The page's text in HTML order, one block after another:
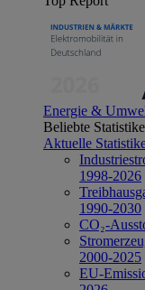
Energie &
Beliebte
Aktuelle
1998-2026
1990-2030
CO₂-
2000-2025
EU-